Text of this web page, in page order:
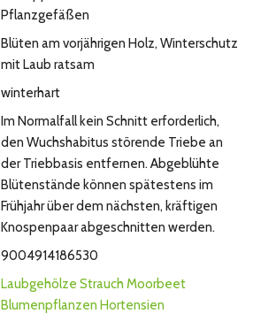
Pflanzgefäßen
Blüten am vorjährigen Holz, Winterschutz
mit Laub ratsam
winterhart
Im Normalfall kein Schnitt erforderlich,
den Wuchshabitus störende Triebe an
der Triebbasis entfernen. Abgeblühte
Blütenstände können spätestens im
Frühjahr über dem nächsten, kräftigen
Knospenpaar abgeschnitten werden.
9004914186530
Laubgehölze Strauch Moorbeet
Blumenpflanzen Hortensien